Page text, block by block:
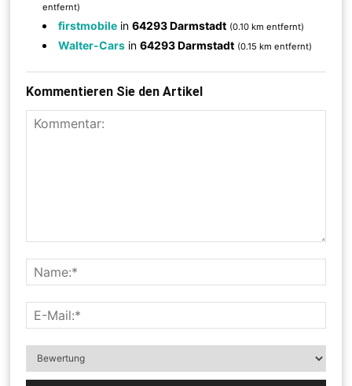
entfernt)
firstmobile in64293 Darmstadt (0.10 km entfernt)
Walter-Cars in64293 Darmstadt (0.15 km entfernt)
Kommentieren Sie den Artikel